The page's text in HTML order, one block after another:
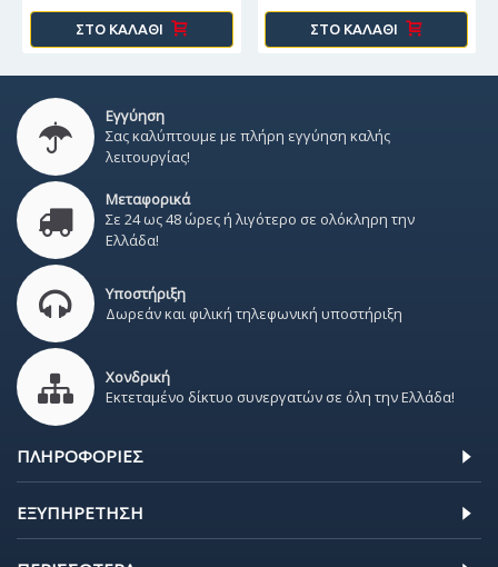
ΣΤΟ ΚΑΛΆΘΙ ΣΤΟ ΚΑΛΆΘΙ
Εγγύηση
Σας καλύπτουμε με πλήρη εγγύηση καλής
λειτουργίας!
Μεταφορικά
Σε 24 ως 48 ώρες ή λιγότερο σε ολόκληρη την
Ελλάδα!
Υποστήριξη
Δωρεάν και φιλική τηλεφωνική υποστήριξη
Χονδρική
Εκτεταμένο δίκτυο συνεργατών σε όλη την Ελλάδα!
ΠΛΗΡΟΦΟΡΊΕΣ
ΕΞΥΠΗΡΈΤΗΣΗ